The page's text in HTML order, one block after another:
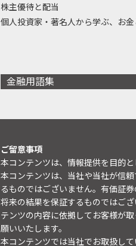
株主優待と配当
個人投資家・著名人から学ぶ、お
金融用語集
ご留意事項
本コンテンツは、情報提供を目的と
本コンテンツは、当社や当社が信
るものではございません。有価証
将来の結果を保証するものではご
テンツの内容に依拠してお客様が
願いいたします。
本コンテンツでは当社でお取扱し